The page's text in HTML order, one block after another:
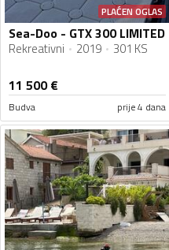
PLAĆEN OGLAS
Sea-Doo - GTX 300 LIMITED
Rekreativni 2019 301 KS
11 500€
Budva prije 4 dana